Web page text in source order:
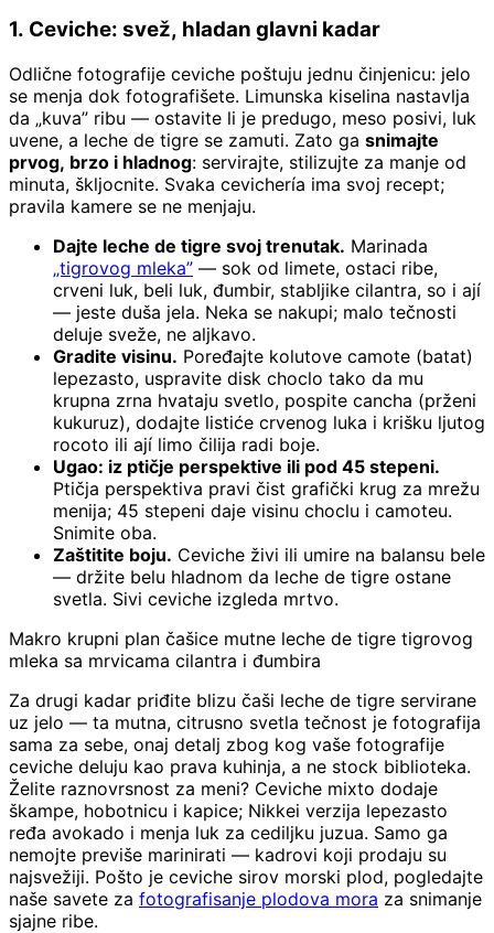
1. Ceviche: svež, hladan glavni kadar
Odlične fotografije ceviche poštuju jednu činjenicu: jelo
se menja dok fotografišete. Limunska kiselina nastavlja
da „kuva” ribu — ostavite li je predugo, meso posivi, luk
uvene, a leche de tigre se zamuti. Zato ga snimajte
prvog, brzo i hladnog: servirajte, stilizujte za manje od
minuta, škljocnite. Svaka cevichería ima svoj recept;
pravila kamere se ne menjaju.
Dajte leche de tigre svoj trenutak. Marinada
„tigrovog mleka” — sok od limete, ostaci ribe,
crveni luk, beli luk, đumbir, stabljike cilantra, so i ají
— jeste duša jela. Neka se nakupi; malo tečnosti
deluje sveže, ne aljkavo.
Gradite visinu. Poređajte kolutove camote (batat)
lepezasto, uspravite disk choclo tako da mu
krupna zrna hvataju svetlo, pospite cancha (prženi
kukuruz), dodajte listiće crvenog luka i krišku ljutog
rocoto ili ají limo čilija radi boje.
Ugao: iz ptičje perspektive ili pod 45 stepeni.
Ptičja perspektiva pravi čist grafički krug za mrežu
menija; 45 stepeni daje visinu choclu i camoteu.
Snimite oba.
Zaštitite boju. Ceviche živi ili umire na balansu bele
— držite belu hladnom da leche de tigre ostane
svetla. Sivi ceviche izgleda mrtvo.
Makro krupni plan čašice mutne leche de tigre tigrovog
mleka sa mrvicama cilantra i đumbira
Za drugi kadar priđite blizu čaši leche de tigre servirane
uz jelo — ta mutna, citrusno svetla tečnost je fotografija
sama za sebe, onaj detalj zbog kog vaše fotografije
ceviche deluju kao prava kuhinja, a ne stock biblioteka.
Želite raznovrsnost za meni? Ceviche mixto dodaje
škampe, hobotnicu i kapice; Nikkei verzija lepezasto
ređa avokado i menja luk za cediljku juzua. Samo ga
nemojte previše marinirati — kadrovi koji prodaju su
najsvežiji. Pošto je ceviche sirov morski plod, pogledajte
naše savete za fotografisanje plodova mora za snimanje
sjajne ribe.